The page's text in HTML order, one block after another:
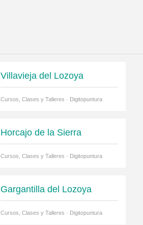
Villavieja del Lozoya
Cursos, Clases y Talleres · Digitopuntura
Horcajo de la Sierra
Cursos, Clases y Talleres · Digitopuntura
Gargantilla del Lozoya
Cursos, Clases y Talleres · Digitopuntura